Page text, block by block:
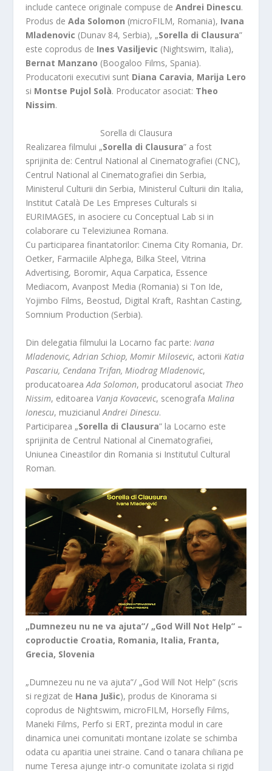
include cantece originale compuse deAndrei Dinescu.
Produs deAda Solomon (microFILM, Romania), Ivana
Mladenovic (Dunav 84, Serbia), „Sorella di Clausura”
este coprodus de Ines Vasiljevic (Nightswim, Italia),
Bernat Manzano (Boogaloo Films, Spania).
Producatorii executivi sunt Diana Caravia, Marija Lero
si Montse Pujol Solà. Producator asociat: Theo
Nissim.
Sorella di Clausura
Realizarea filmului „Sorella di Clausura” a fost
sprijinita de: Centrul National al Cinematografiei (CNC),
Centrul National al Cinematografiei din Serbia,
Ministerul Culturii din Serbia, Ministerul Culturii din Italia,
Institut Català De Les Empreses Culturals si
EURIMAGES, in asociere cu Conceptual Lab si in
colaborare cu Televiziunea Romana.
Cu participarea finantatorilor: Cinema City Romania, Dr.
Oetker, Farmaciile Alphega, Bilka Steel, Vitrina
Advertising, Boromir, Aqua Carpatica, Essence
Mediacom, Avanpost Media (Romania) si Ton Ide,
Yojimbo Films, Beostud, Digital Kraft, Rashtan Casting,
Somnium Production (Serbia).
Din delegatia filmului la Locarno fac parte: Ivana
Mladenovic, Adrian Schiop, Momir Milosevic, actorii Katia
Pascariu, Cendana Trifan, Miodrag Mladenovic,
producatoareaAda Solomon, producatorul asociat Theo
Nissim, editoarea Vanja Kovacevic, scenografa Malina
Ionescu, muzicianulAndrei Dinescu.
Participarea „Sorella di Clausura” la Locarno este
sprijinita de Centrul National al Cinematografiei,
Uniunea Cineastilor din Romania si Institutul Cultural
Roman.
„Dumnezeu nu ne va ajuta”/ „God Will Not Help” –
coproductie Croatia, Romania, Italia, Franta,
Grecia, Slovenia
„Dumnezeu nu ne va ajuta”/ „God Will Not Help” (scris
si regizat de Hana Jušic), produs de Kinorama si
coprodus de Nightswim, microFILM, Horsefly Films,
Maneki Films, Perfo si ERT, prezinta modul in care
dinamica unei comunitati montane izolate se schimba
odata cu aparitia unei straine. Cand o tanara chiliana pe
nume Teresa ajunge intr-o comunitate izolata si rigid